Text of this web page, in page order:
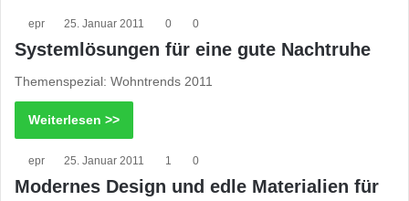
epr 25. Januar 2011 0 0
Systemlösungen für eine gute Nachtruhe
Themenspezial: Wohntrends 2011
Weiterlesen >>
epr 25. Januar 2011 1 0
Modernes Design und edle Materialien für